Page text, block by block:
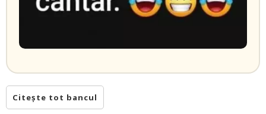
Citește tot bancul